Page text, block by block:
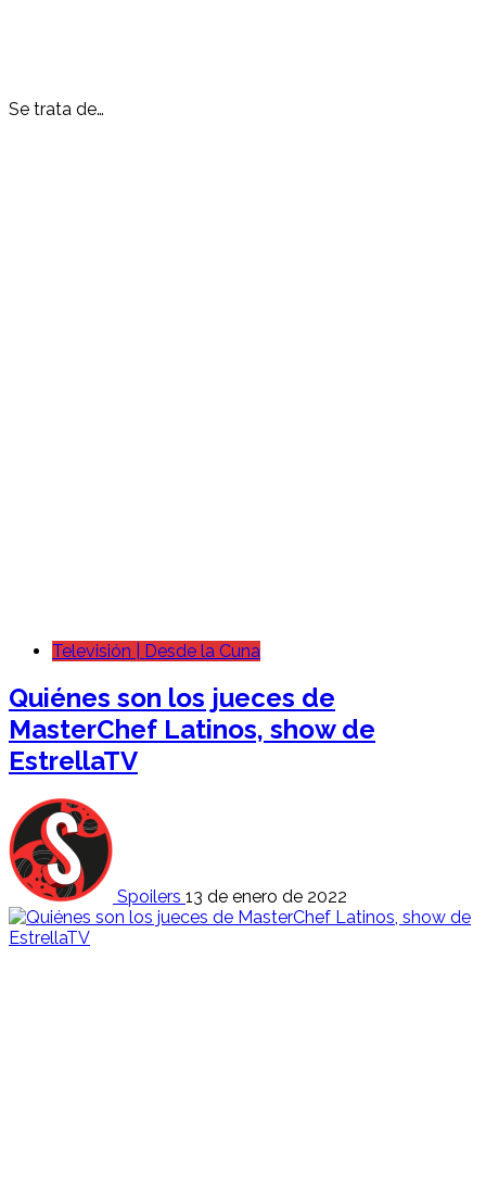
Se trata de…
Televisión | Desde la Cuna
Quiénes son los jueces de
MasterChef Latinos, show de
EstrellaTV
Spoilers 13 de enero de 2022